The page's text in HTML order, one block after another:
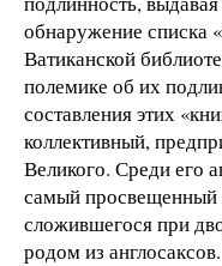
обнаружение списка
Ватиканской
полемике об их
составления этих
коллективный,
Великого. Среди его
самый просвещенный
сложившегося при
родом из англосаксов.